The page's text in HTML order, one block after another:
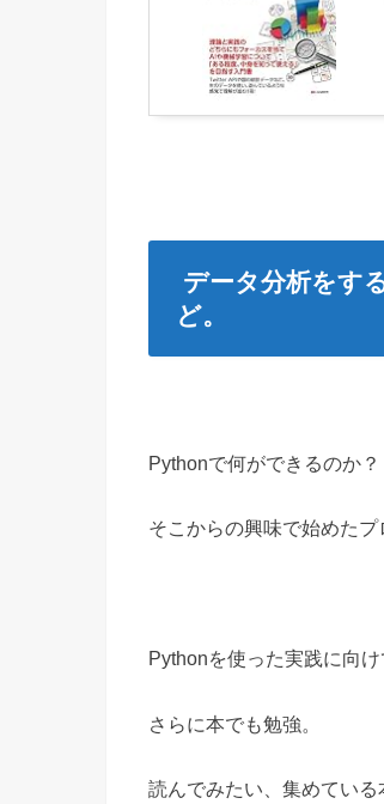
データ分析をす
ど。
Pythonで何ができるのか？
そこからの興味で始めたプ
Pythonを使った実践に向け
さらに本でも勉強。
読んでみたい、集めている